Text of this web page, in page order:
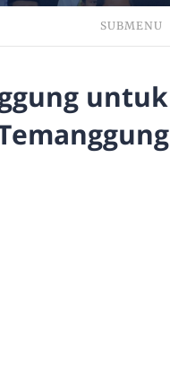
SUBMENU
untuk